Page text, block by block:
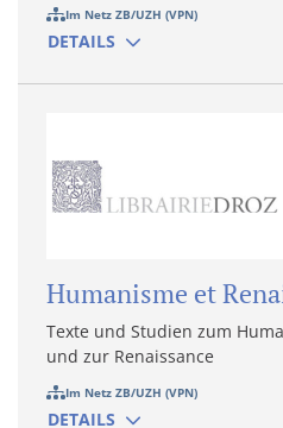
DETAILS
Im Netz ZB/UZH (VPN)
Humanisme et
Texte und Studien zum
und zur Renaissance
DETAILS
Im Netz ZB/UZH (VPN)